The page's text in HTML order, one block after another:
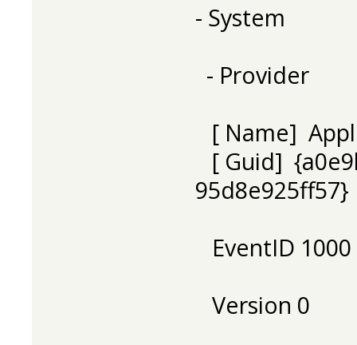
- System
- Provider
[ Name]
[ Guid]
95d8e925ff57}
EventID 1000
Version 0